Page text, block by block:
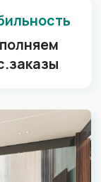
офис сети